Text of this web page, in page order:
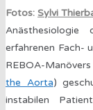
Fotos:Sylvi
Anästhesiologie
erfahrenen Fach-
REBOA-
the Aorta)
instabilen